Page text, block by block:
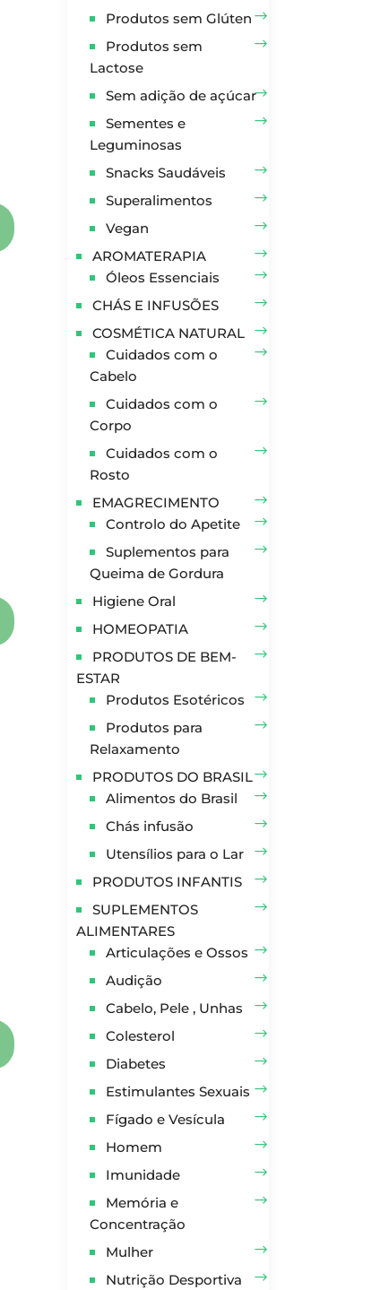
Produtos sem Glúten
Produtos sem
Lactose
Sem adição de açúcar
Sementes e
Leguminosas
Snacks Saudáveis
Superalimentos
Vegan
AROMATERAPIA
Óleos Essenciais
CHÁS E INFUSÕES
COSMÉTICA NATURAL
Cuidados com o
Cabelo
Cuidados com o
Corpo
Cuidados com o
Rosto
EMAGRECIMENTO
Controlo do Apetite
Suplementos para
Queima de Gordura
Higiene Oral
HOMEOPATIA
PRODUTOS DE BEM-
ESTAR
Produtos Esotéricos
Produtos para
Relaxamento
PRODUTOS DO BRASIL
Alimentos do Brasil
Chás infusão
Utensílios para o Lar
PRODUTOS INFANTIS
SUPLEMENTOS
ALIMENTARES
Articulações e Ossos
Audição
Cabelo, Pele , Unhas
Colesterol
Diabetes
Estimulantes Sexuais
Fígado e Vesícula
Homem
Imunidade
Memória e
Concentração
Mulher
Nutrição Desportiva